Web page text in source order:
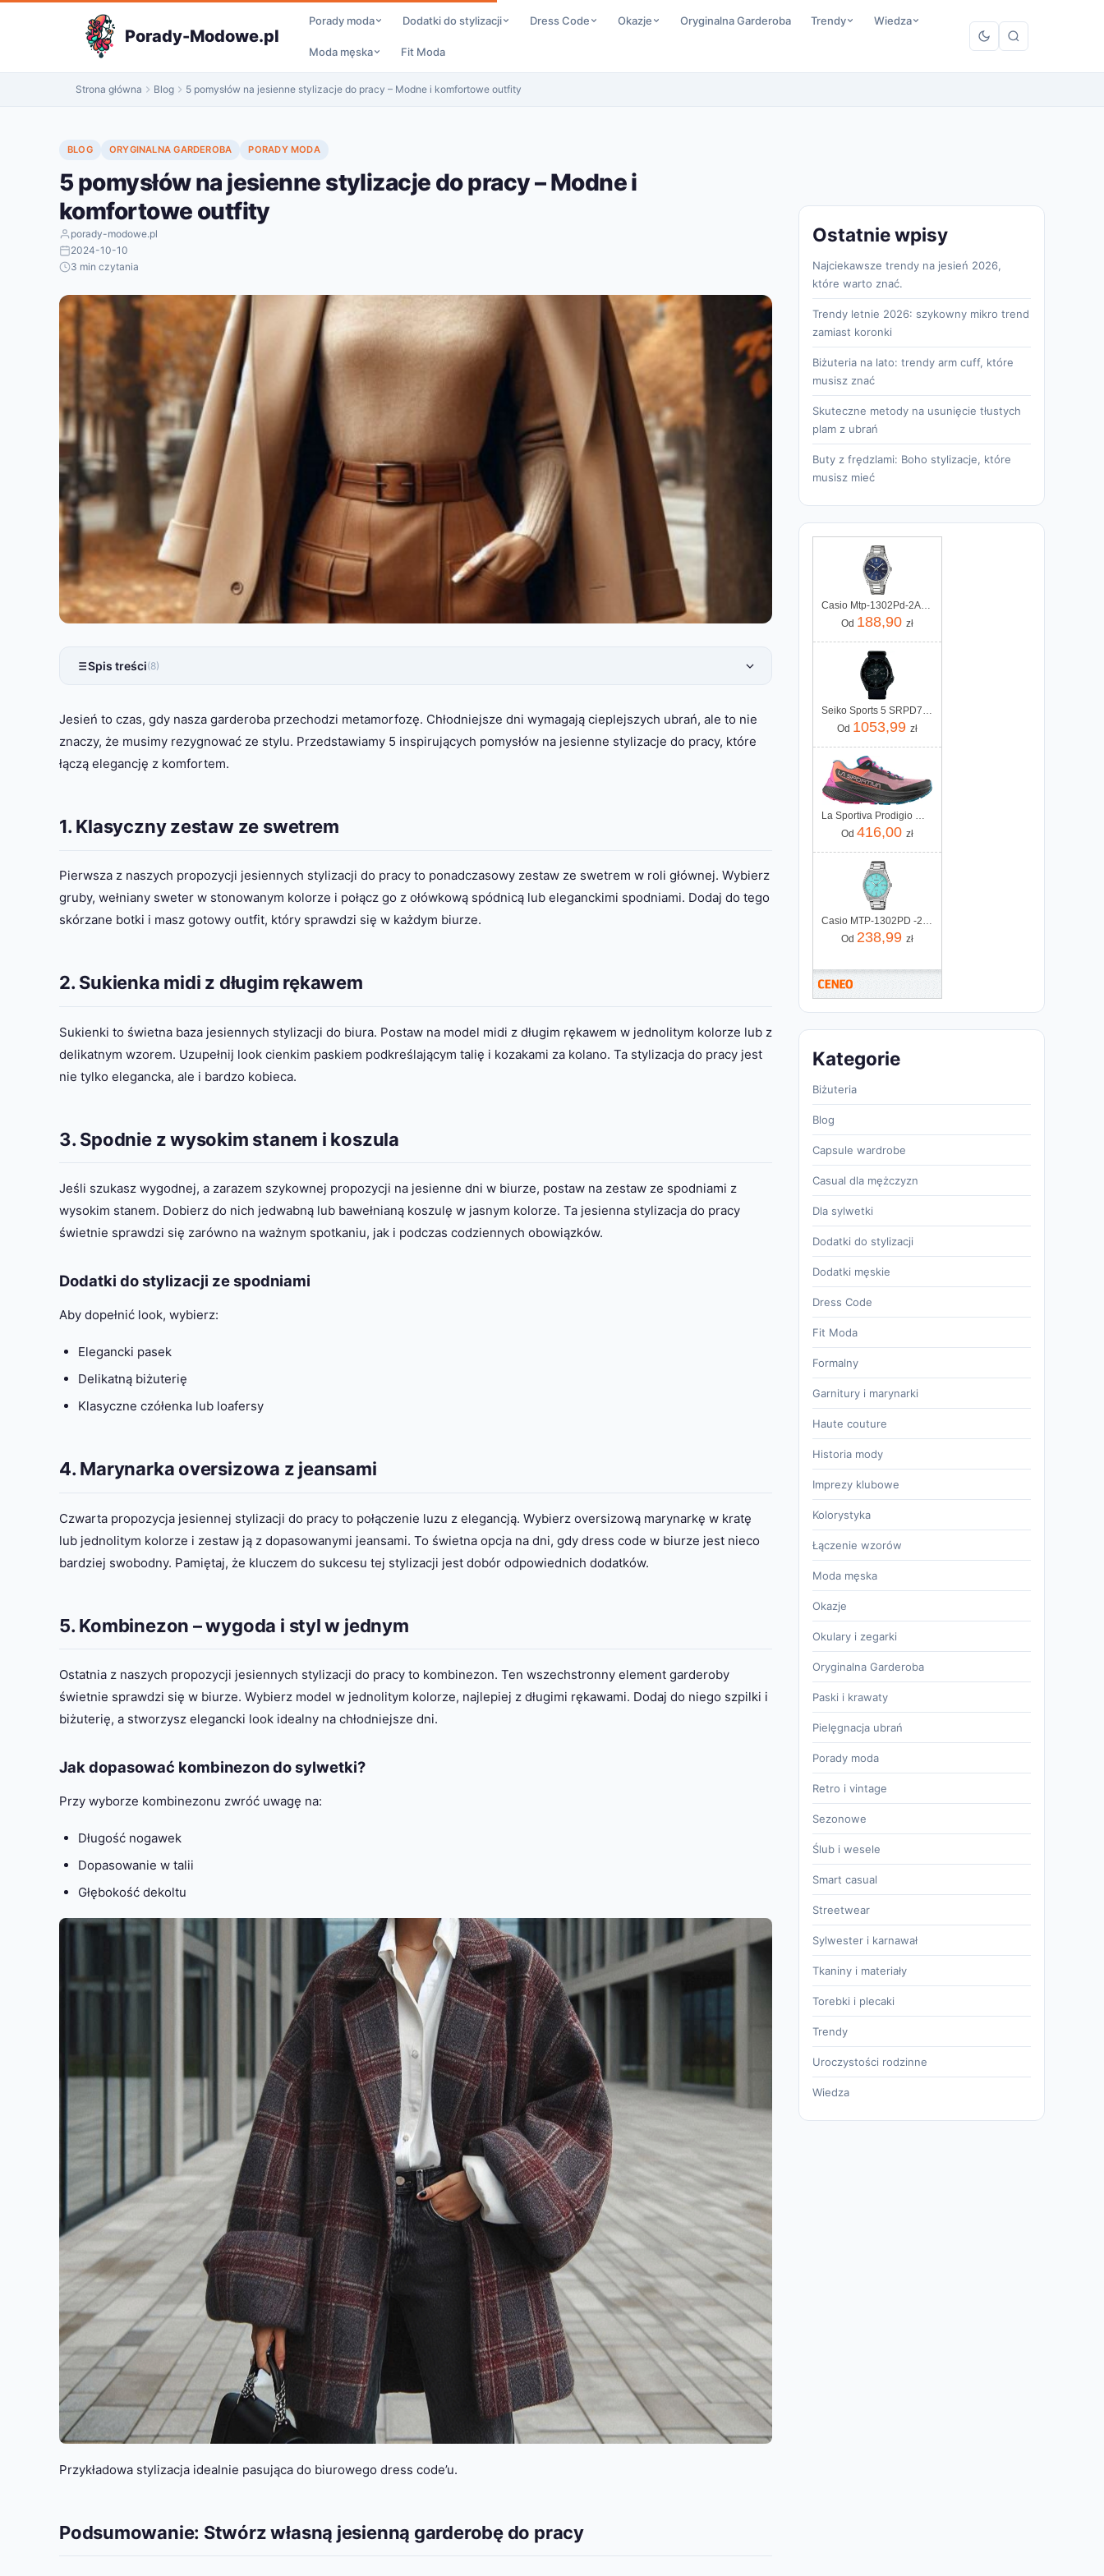
do
Porady-Modowe.pl
Porady moda Dodatki do stylizacji Dress Code Okazje Oryginalna Garderoba Trendy Wiedza
Moda męska Fit Moda
Strona główna Blog 5 pomysłów na jesienne stylizacje do pracy – Modne i komfortowe outfity
BLOG ORYGINALNA GARDEROBA PORADY MODA
5 pomysłów na jesienne stylizacje do pracy – Modne i
komfortowe outfity
porady-modowe.pl
2024-10-10
3 min czytania
Spis treści(8)
Jesień to czas, gdy nasza garderoba przechodzi metamorfozę. Chłodniejsze dni wymagają cieplejszych ubrań, ale to nie
znaczy, że musimy rezygnować ze stylu. Przedstawiamy 5 inspirujących pomysłów na jesienne stylizacje do pracy, które
łączą elegancję z komfortem.
1. Klasyczny zestaw ze swetrem
Pierwsza z naszych propozycji jesiennych stylizacji do pracy to ponadczasowy zestaw ze swetrem w roli głównej. Wybierz
gruby, wełniany sweter w stonowanym kolorze i połącz go z ołówkową spódnicą lub eleganckimi spodniami. Dodaj do tego
skórzane botki i masz gotowy outfit, który sprawdzi się w każdym biurze.
2. Sukienka midi z długim rękawem
Sukienki to świetna baza jesiennych stylizacji do biura. Postaw na model midi z długim rękawem w jednolitym kolorze lub z
delikatnym wzorem. Uzupełnij look cienkim paskiem podkreślającym talię i kozakami za kolano. Ta stylizacja do pracy jest
nie tylko elegancka, ale i bardzo kobieca.
3. Spodnie z wysokim stanem i koszula
Jeśli szukasz wygodnej, a zarazem szykownej propozycji na jesienne dni w biurze, postaw na zestaw ze spodniami z
wysokim stanem. Dobierz do nich jedwabną lub bawełnianą koszulę w jasnym kolorze. Ta jesienna stylizacja do pracy
świetnie sprawdzi się zarówno na ważnym spotkaniu, jak i podczas codziennych obowiązków.
Dodatki do stylizacji ze spodniami
Aby dopełnić look, wybierz:
Elegancki pasek
Delikatną biżuterię
Klasyczne czółenka lub loafersy
4. Marynarka oversizowa z jeansami
Czwarta propozycja jesiennej stylizacji do pracy to połączenie luzu z elegancją. Wybierz oversizową marynarkę w kratę
lub jednolitym kolorze i zestaw ją z dopasowanymi jeansami. To świetna opcja na dni, gdy dress code w biurze jest nieco
bardziej swobodny. Pamiętaj, że kluczem do sukcesu tej stylizacji jest dobór odpowiednich dodatków.
5. Kombinezon – wygoda i styl w jednym
Ostatnia z naszych propozycji jesiennych stylizacji do pracy to kombinezon. Ten wszechstronny element garderoby
świetnie sprawdzi się w biurze. Wybierz model w jednolitym kolorze, najlepiej z długimi rękawami. Dodaj do niego szpilki i
biżuterię, a stworzysz elegancki look idealny na chłodniejsze dni.
Jak dopasować kombinezon do sylwetki?
Przy wyborze kombinezonu zwróć uwagę na:
Długość nogawek
Dopasowanie w talii
Głębokość dekoltu
Przykładowa stylizacja idealnie pasująca do biurowego dress code’u.
Podsumowanie: Stwórz własną jesienną garderobę do pracy
Ostatnie wpisy
Najciekawsze trendy na jesień 2026,
które warto znać.
Trendy letnie 2026: szykowny mikro trend
zamiast koronki
Biżuteria na lato: trendy arm cuff, które
musisz znać
Skuteczne metody na usunięcie tłustych
plam z ubrań
Buty z frędzlami: Boho stylizacje, które
musisz mieć
Casio Mtp-1302Pd-2Avef
Od 188,90 zł
Seiko Sports 5 SRPD79K1
Od 1053,99 zł
La Sportiva Prodigio Woman 4015654 56Rrs Różowy
Od 416,00 zł
Casio MTP-1302PD -2A2VEF
Od 238,99 zł
Kategorie
Biżuteria
Blog
Capsule wardrobe
Casual dla mężczyzn
Dla sylwetki
Dodatki do stylizacji
Dodatki męskie
Dress Code
Fit Moda
Formalny
Garnitury i marynarki
Haute couture
Historia mody
Imprezy klubowe
Kolorystyka
Łączenie wzorów
Moda męska
Okazje
Okulary i zegarki
Oryginalna Garderoba
Paski i krawaty
Pielęgnacja ubrań
Porady moda
Retro i vintage
Sezonowe
Ślub i wesele
Smart casual
Streetwear
Sylwester i karnawał
Tkaniny i materiały
Torebki i plecaki
Trendy
Uroczystości rodzinne
Wiedza